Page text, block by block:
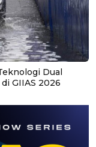
Dual
GIIAS 2026